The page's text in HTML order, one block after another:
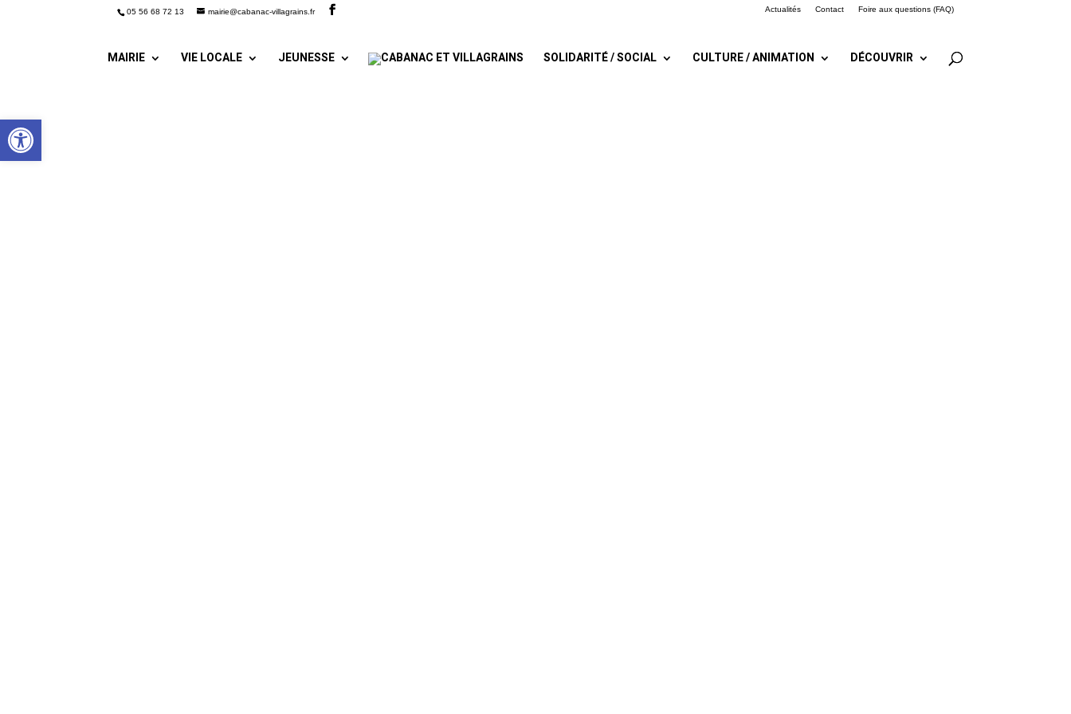
Ouvrir la barre d’outils
05 56 68 72 13 mairie@cabanac-villagrains.fr Actualités Contact Foire aux questions (FAQ)
MAIRIE VIE LOCALE JEUNESSE SOLIDARITÉ / SOCIAL CULTURE / ANIMATION DÉCOUVRIR